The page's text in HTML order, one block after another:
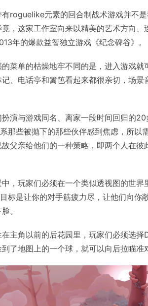
roguelike元素的回合制战术游戏并不
，这家工作室向来以精美的艺术方向
年的爆款益智独立游戏《纪念碑谷》。
菜单的枯燥地牢不同的是，进入游戏
、电话亭和篱笆看起来都很亲切，场
演与游戏同名、离家一段时间回归的
那些被抛下的那些伙伴感到焦虑，所以
父亲给他们的一种策略，即两个人在
，玩家们必须在一个类似透视图的世
标是让你的对手筋疲力尽，让他们向你
。
主角以前的后花园里，玩家们必须选
了地图上的一个球，就可以向后拉瞄准